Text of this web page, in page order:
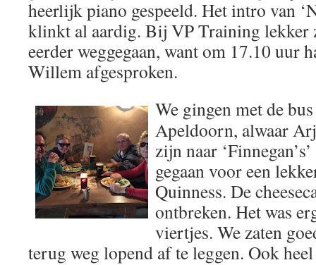
heerlijk piano gespeeld. Het intro van
klinkt al aardig. Bij VP Training lekker
eerder weggegaan, want om 17.10 uur
Willem afgesproken.
We gingen met de
Apeldoorn, alwaar
zijn naar
gegaan voor een
Quinness. De
ontbreken. Het was
viertjes. We zaten
terug weg lopend af te leggen. Ook